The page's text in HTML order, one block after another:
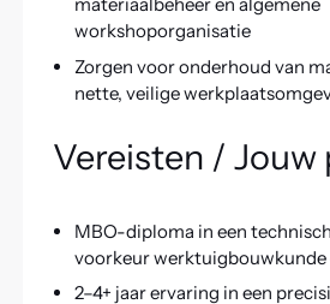
materiaalbeheer en algemene
workshoporganisatie
Zorgen voor onderhoud van
nette, veilige
Vereisten / Jouw
MBO-diploma in een
voorkeur werktuigbouwkunde
2–4+ jaar ervaring in een